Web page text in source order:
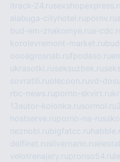
itrack-24.ru
alabuga-cityhotel.rupornv.ru
bud-em-znakomye.rua-
korolevremont-market.ru
oooagrosnab.rufpodaso.ru
ukrasotki.ruseksuzbek.ru
sovratili.ruolecoon.ruvd-
rbc-news.ruporno-skvirt.ru
13autor-kolonka.rusormol.ru
hostserve.ruporno-na-
neznobi.rubigfatcc.ru
delfinet.rusilvernano.ru
velotrenajery.rupronso54.ru